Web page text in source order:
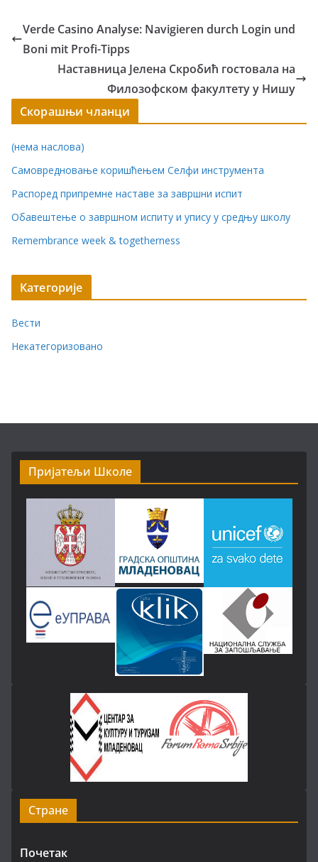
Verde Casino Analyse: Navigieren durch Login und
Boni mit Profi-Tipps
Наставница Јелена Скробић гостовала на
Филозофском факултету у Нишу
Скорашњи чланци
(нема наслова)
Самовредновање коришћењем Селфи инструмента
Распоред припремне наставе за завршни испит
Обавештење о завршном испиту и упису у средњу школу
Remembrance week & togetherness
Категорије
Вести
Некатегоризовано
Пријатељи Школе
Стране
Почетак